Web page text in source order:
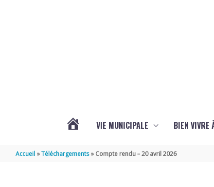
VIE MUNICIPALE BIEN VIVRE
Accueil Téléchargements Compte rendu – 20 avril 2026